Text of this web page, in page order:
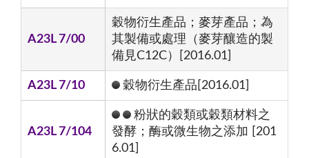
A23L 7/00
穀物衍生產品；麥芽產品；為
其製備或處理（麥芽釀造的製
備見C12C）[2016.01]
A23L 7/10 穀物衍生產品[2016.01]
A23L 7/104
粉狀的穀類或穀類材料之
發酵；酶或微生物之添加 [201
6.01]